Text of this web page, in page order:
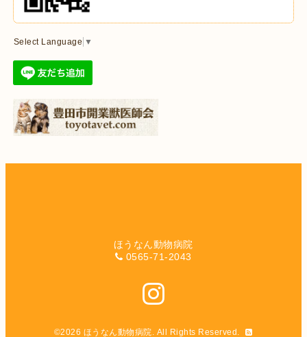
Select Language ▼
ほうなん動物病院
0565-71-2043
©2026 ほうなん動物病院. All Rights Reserved.